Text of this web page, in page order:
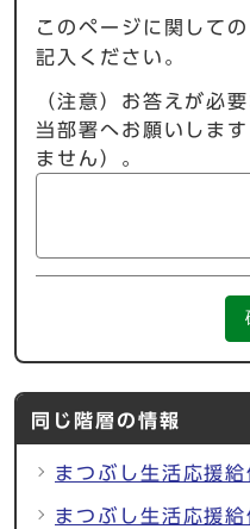
このページに関して
記入ください。
（注意）お答えが必
当部署へお願いしま
ません）。
同じ階層の情報
まつぶし生活応援
まつぶし生活応援